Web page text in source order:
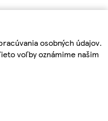
osobných údajov.
voľby oznámime našim